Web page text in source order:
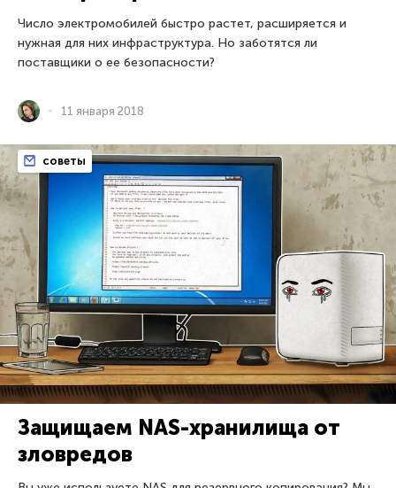
Число электромобилей быстро растет, расширяется и
нужная для них инфраструктура. Но заботятся ли
поставщики о ее безопасности?
11 января 2018
советы
Защищаем NAS-хранилища от
зловредов